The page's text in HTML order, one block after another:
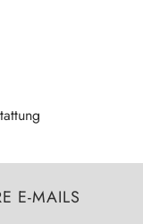
E-MAILS